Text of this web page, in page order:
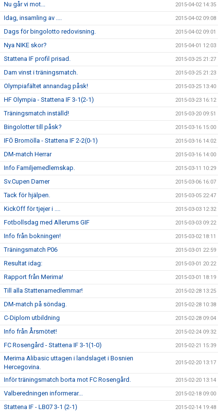
Nu går vi mot... 2015-04-02 14:35
Idag, insamling av .... 2015-04-02 09:08
Dags för bingolotto redovisning. 2015-04-02 09:01
Nya NIKE skor? 2015-04-01 12:03
Stattena IF profil prisad. 2015-03-25 21:27
Dam vinst i träningsmatch. 2015-03-25 21:23
Olympiafältet annandag påsk! 2015-03-25 13:40
HF Olympia - Stattena IF 3-1(2-1) 2015-03-23 16:12
Träningsmatch inställd! 2015-03-20 09:51
Bingolotter till påsk? 2015-03-16 15:00
IFÖ Bromölla - Stattena IF 2-2(0-1) 2015-03-16 14:02
DM-match Herrar 2015-03-16 14:00
Info Familjemedlemskap. 2015-03-11 10:29
Sv.Cupen Damer 2015-03-06 16:07
Tack för hjälpen. 2015-03-05 22:47
KickOff för tjejer i .... 2015-03-03 12:32
Fotbollsdag med Allerums GIF 2015-03-03 09:22
Info från bokningen! 2015-03-02 18:11
Träningsmatch P06 2015-03-01 22:59
Resultat idag: 2015-03-01 20:22
Rapport från Merima! 2015-03-01 18:19
Till alla Stattenamedlemmar! 2015-02-28 13:25
DM-match på söndag. 2015-02-28 10:38
C-Diplom utbildning 2015-02-28 09:04
Info från Årsmötet! 2015-02-24 09:32
FC Rosengård - Stattena IF 3-1(1-0) 2015-02-21 15:39
Merima Alibasic uttagen i landslaget i Bosnien
Hercegovina.
2015-02-20 13:17
Inför träningsmatch borta mot FC Rosengård. 2015-02-20 13:14
Valberedningen informerar... 2015-02-18 09:00
Stattena IF - LB07 3-1 (2-1) 2015-02-14 19:48